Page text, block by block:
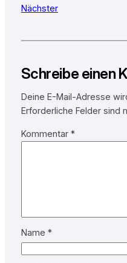
Nächster
Schreibe einen
Deine E-Mail-Adresse
Erforderliche Felder sind
Kommentar *
Name *